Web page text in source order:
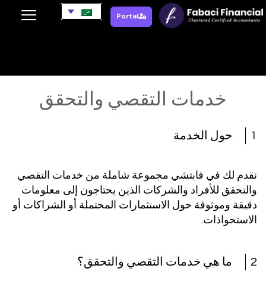
Portal
خدمات التقصي والتحقق
1 حول الخدمة
نقدم لك في فابتشي مجموعة شاملة من خدمات التقصي
والتحقق للأفراد والشركات الذين يحتاجون إلى معلومات
دقيقة وموثوقة حول الاستثمارات المحتملة أو الشراكات أو
الاستحواذات.
2 ما هي خدمات التقصي والتحقق؟